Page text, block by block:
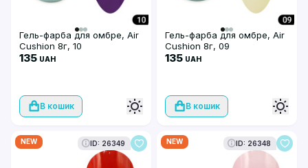
Гель-фарба для омбре, Air
Cushion 8г, 10
135 UAH
В кошик
Гель-фарба для омбре, Air
Cushion 8г, 09
135 UAH
В кошик
NEW ID: 26349 NEW ID: 26348